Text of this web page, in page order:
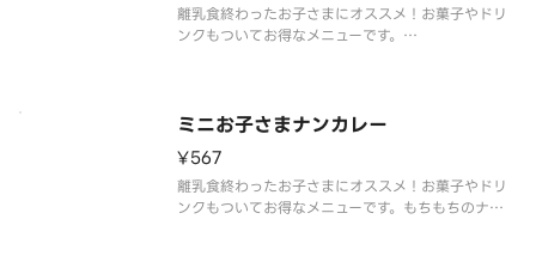
離乳食終わったお子さまにオススメ！お菓子やドリ
ンクもついてお得なメニューです。
※甘口ポークソースにはハチミツを使用しておりま
ミニお子さまナンカレー
¥567
離乳食終わったお子さまにオススメ！お菓子やドリ
ンクもついてお得なメニューです。もちもちのナン